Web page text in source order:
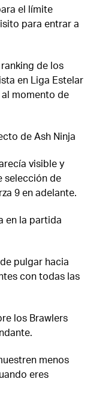
el límite
para entrar a
de los
en Liga Estelar
momento de
de Ash Ninja
visible y
selección de
9 en adelante.
en la partida
pulgar hacia
con todas las
los Brawlers
menos
eres